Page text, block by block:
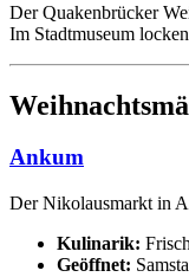
Der Quakenbrücker
Im Stadtmuseum
Ankum
Der Nikolausmarkt in
Kulinarik:
Geöffnet: